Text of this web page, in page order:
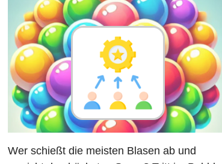
Wer schießt die meisten Blasen ab und